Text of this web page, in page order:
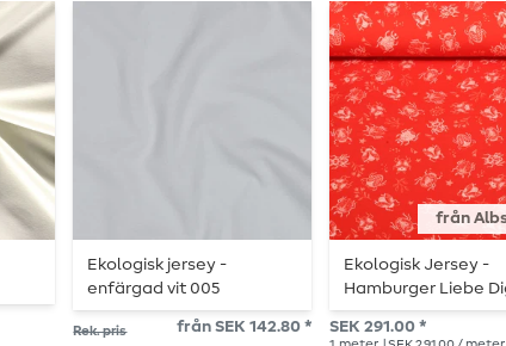
Ekologisk jersey -
enfärgad vit 005
Rek. pris
från SEK 142.80 *
från
Ekologisk Jersey -
Hamburger Liebe
tryck Beetles &
Tickle Red
SEK 291.00 *